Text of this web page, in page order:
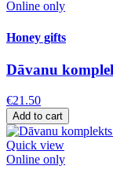
Online only
Honey gifts
Dāvanu
€21.50
Add to cart
Quick view
Online only